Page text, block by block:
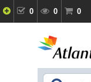
0 0 0